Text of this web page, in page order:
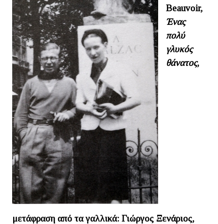
Beauvoir,
Ένας
πολύ
γλυκός
θάνατος,
μετάφραση από τα γαλλικά: Γιώργος Ξενάριος,